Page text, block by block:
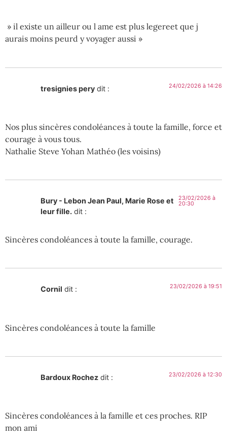
» il existe un ailleur ou l ame est plus legereet que j
aurais moins peurd y voyager aussi »
tresignies pery dit : 24/02/2026 à 14:26
Nos plus sincères condoléances à toute la famille, force et
courage à vous tous.
Nathalie Steve Yohan Mathéo (les voisins)
Bury - Lebon Jean Paul, Marie Rose et
leur fille. dit :
23/02/2026 à
20:30
Sincères condoléances à toute la famille, courage.
Cornil dit : 23/02/2026 à 19:51
Sincères condoléances à toute la famille
Bardoux Rochez dit : 23/02/2026 à 12:30
Sincères condoléances à la famille et ces proches. RIP
mon ami